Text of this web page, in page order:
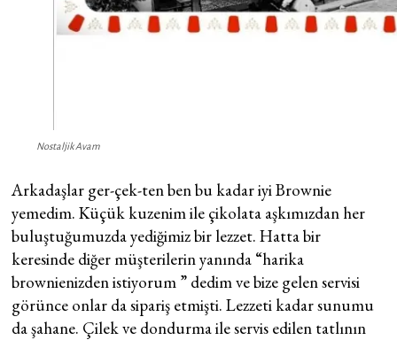
Nostaljik Avam
Arkadaşlar ger-çek-ten ben bu kadar iyi Brownie
yemedim. Küçük kuzenim ile çikolata aşkımızdan her
buluştuğumuzda yediğimiz bir lezzet. Hatta bir
keresinde diğer müşterilerin yanında “harika
brownienizden istiyorum ” dedim ve bize gelen servisi
görünce onlar da sipariş etmişti. Lezzeti kadar sunumu
da şahane. Çilek ve dondurma ile servis edilen tatlının